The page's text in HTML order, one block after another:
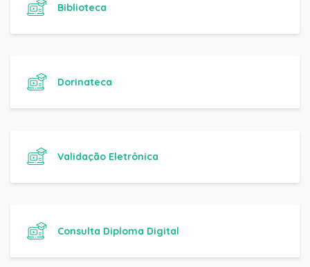
Biblioteca
Dorinateca
Validação Eletrônica
Consulta Diploma Digital